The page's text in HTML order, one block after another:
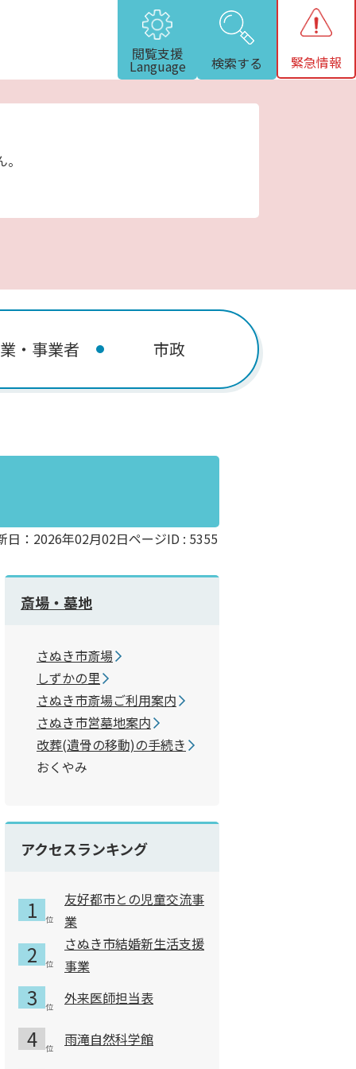
閲覧支援
Language 検索する 緊急情報
・事業者 市政
日：2026年02月02日ページID : 5355
斎場・墓地
さぬき市斎場
しずかの里
さぬき市斎場ご利用案内
さぬき市営墓地案内
改葬(遺骨の移動)の手続き
おくやみ
アクセスランキング
友好都市との児童交流事
業
さぬき市結婚新生活支援
事業
外来医師担当表
雨滝自然科学館